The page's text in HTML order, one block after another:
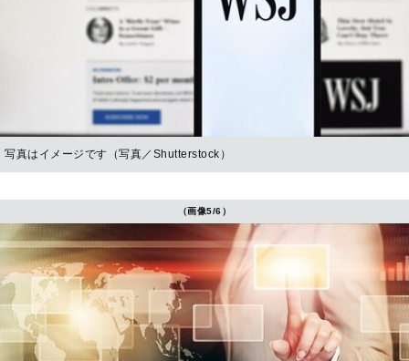
写真はイメージです（写真／Shutterstock）
（画像5/6）